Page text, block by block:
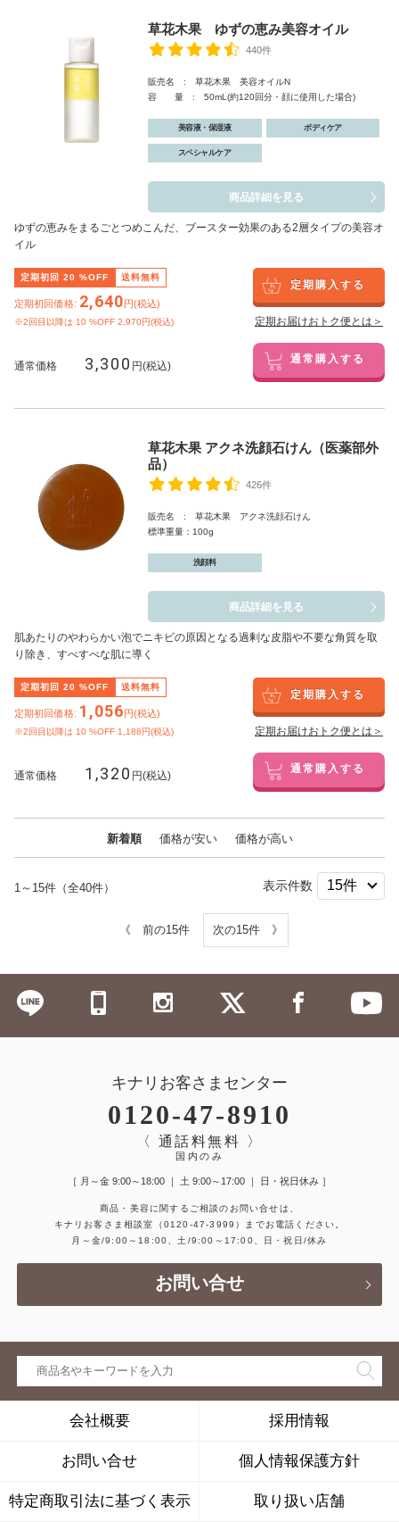
草花木果 ゆずの恵み美容オイル
440件
販売名 : 草花木果 美容オイルN
容 量 : 50mL(約120回分・顔に使用した場合)
美容液・保湿液 ボディケア
スペシャルケア
商品詳細を見る
ゆずの恵みをまるごとつめこんだ、ブースター効果のある2層タイプの美容オ
イル
定期初回 20 %OFF 送料無料
定期初回価格: 2,640円(税込)
※2回目以降は 10 %OFF 2,970円(税込)
定期購入する
定期お届けおトク便とは＞
通常価格 3,300 円(税込) 通常購入する
草花木果 アクネ洗顔石けん（医薬部外
品）
426件
販売名 : 草花木果 アクネ洗顔石けん
標準重量：100g
洗顔料
商品詳細を見る
肌あたりのやわらかい泡でニキビの原因となる過剰な皮脂や不要な角質を取
り除き、すべすべな肌に導く
定期初回 20 %OFF 送料無料
定期初回価格: 1,056円(税込)
※2回目以降は 10 %OFF 1,188円(税込)
定期購入する
定期お届けおトク便とは＞
通常価格 1,320 円(税込) 通常購入する
新着順 価格が安い 価格が高い
1～15件（全40件） 表示件数
《 前の15件 次の15件 》
キナリお客さまセンター
0120-47-8910
〈 通話料無料 〉
国内のみ
［ 月～金 9:00～18:00 ｜ 土 9:00～17:00 ｜ 日・祝日休み ］
商品・美容に関するご相談のお問い合せは、
キナリお客さま相談室
（0120-47-3999）
までお電話ください。
月～金/9:00～18:00、土/9:00～17:00、日・祝日/休み
お問い合せ
会社概要 採用情報
お問い合せ 個人情報保護方針
特定商取引法に基づく表示 取り扱い店舗